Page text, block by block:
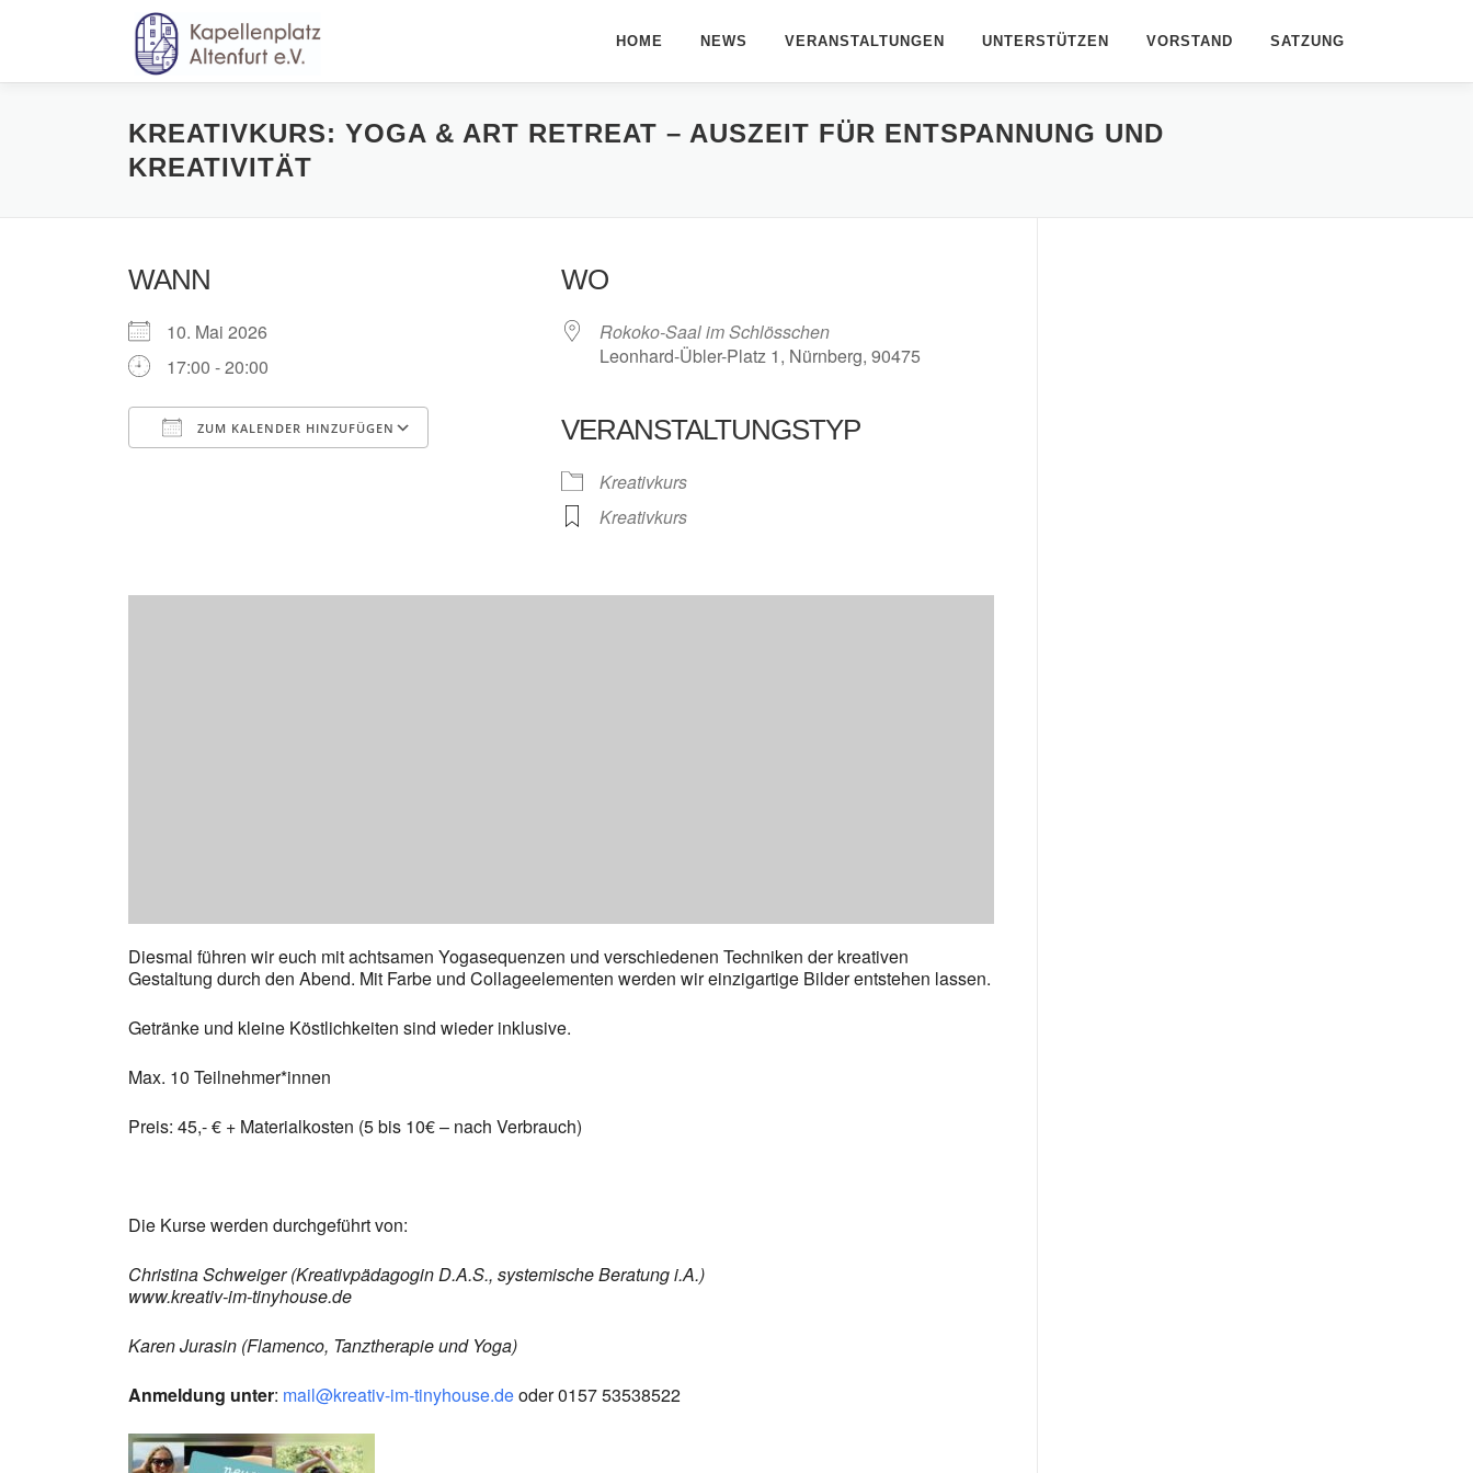
HOME NEWS VERANSTALTUNGEN UNTERSTÜTZEN VORSTAND SATZUNG
KREATIVKURS: YOGA & ART RETREAT – AUSZEIT FÜR ENTSPANNUNG UND
KREATIVITÄT
WANN
10. Mai 2026
17:00 - 20:00
ZUM KALENDER HINZUFÜGEN
Google Kalender
WO
Rokoko-Saal im Schlösschen
Leonhard-Übler-Platz 1, Nürnberg, 90475
VERANSTALTUNGSTYP
Kreativkurs
Kreativkurs
Diesmal führen wir euch mit achtsamen Yogasequenzen und verschiedenen Techniken der kreativen
Gestaltung durch den Abend. Mit Farbe und Collageelementen werden wir einzigartige Bilder entstehen lassen.
Getränke und kleine Köstlichkeiten sind wieder inklusive.
Max. 10 Teilnehmer*innen
Preis: 45,- € + Materialkosten (5 bis 10€ – nach Verbrauch)
Die Kurse werden durchgeführt von:
Christina Schweiger (Kreativpädagogin D.A.S., systemische Beratung i.A.)
www.kreativ-im-tinyhouse.de
Karen Jurasin (Flamenco, Tanztherapie und Yoga)
Anmeldung unter: mail@kreativ-im-tinyhouse.deoder 0157 53538522